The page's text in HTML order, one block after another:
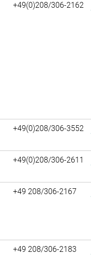
+49(0)208/306-2162
+49(0)208/306-3552
+49(0)208/306-2611
+49 208/306-2167
+49 208/306-2183